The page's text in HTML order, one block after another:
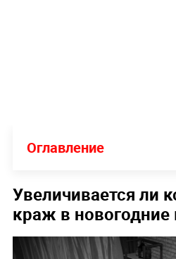
Оглавление
Увеличивается ли
краж в новогодние